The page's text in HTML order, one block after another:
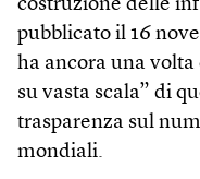
costruzione delle
pubblicato il 16
ha ancora una
su vasta scala” di
trasparenza sul
mondiali.